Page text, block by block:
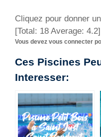
Cliquez pour donner
[Total: 18 Average: 4.2]
Vous devez vous connecter
Ces Piscines
Interesser: